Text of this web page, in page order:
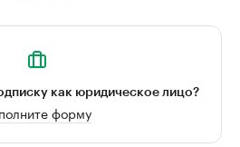
как юридическое лицо?
форму